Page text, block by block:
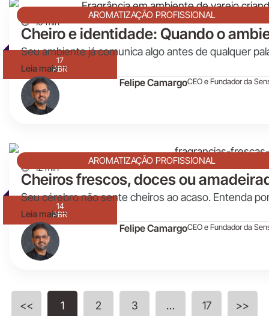
AROMATIZAÇÃO PROFISSIONAL
17
ABR
10 min
Cheiro e identidade: Quando o
Seu ambiente já comunica algo antes de qualquer
Leia mais
Felipe CamargoCEO e Fundador da
AROMATIZAÇÃO PROFISSIONAL
14
ABR
12 min
Cheiros frescos, doces ou
Seu cérebro não sente cheiros ao acaso. Entenda
Leia mais
Felipe CamargoCEO e Fundador da
<< 1 2 3 … 17 >>